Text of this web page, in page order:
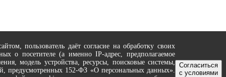
пользователь даёт согласие на обработку своих
о посетителе (а именно IP-адрес, предполагаемое
модель устройства, ресурсы, поисковые системы,
предусмотренных 152-ФЗ «О персональных данных».
Согласиться
с условиями